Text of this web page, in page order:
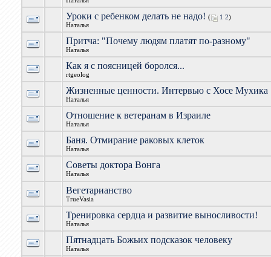
Уроки с ребенком делать не надо! ( 1 2)
Наталья
Притча: "Почему людям платят по-разному"
Наталья
Как я с поясницей боролся...
rtgeolog
Жизненные ценности. Интервью с Хосе Мухика
Наталья
Отношение к ветеранам в Израиле
Наталья
Баня. Отмирание раковых клеток
Наталья
Советы доктора Вонга
Наталья
Вегетарианство
TrueVasia
Тренировка сердца и развитие выносливости!
Наталья
Пятнадцать Божьих подсказок человеку
Наталья